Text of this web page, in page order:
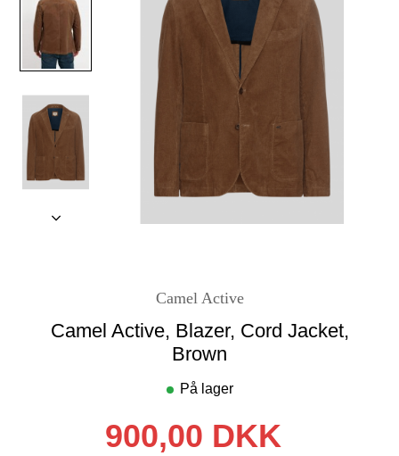
Camel Active
Camel Active, Blazer, Cord Jacket,
Brown
På lager
900,00 DKK